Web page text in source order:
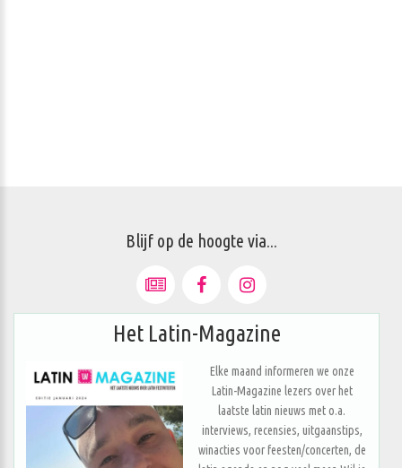
Blijf op de hoogte via...
Het Latin-Magazine
Elke maand informeren we onze
Latin-Magazine lezers over het
laatste latin nieuws met o.a.
interviews, recensies, uitgaanstips,
winacties voor feesten/concerten, de